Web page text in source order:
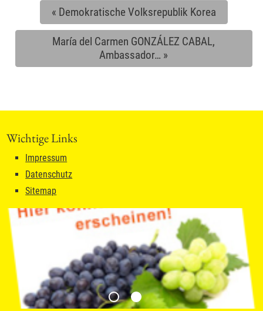
« Demokratische Volksrepublik Korea
María del Carmen GONZÁLEZ CABAL,
Ambassador… »
Wichtige Links
Impressum
Datenschutz
Sitemap